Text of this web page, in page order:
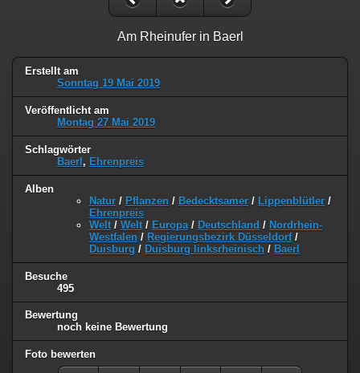
Am Rheinufer in Baerl
Erstellt am
Sonntag 19 Mai 2019
Veröffentlicht am
Montag 27 Mai 2019
Schlagwörter
Baerl , Ehrenpreis
Alben
Natur / Pflanzen / Bedecktsamer / Lippenblütler /
Ehrenpreis
Welt / Welt / Europa / Deutschland / Nordrhein-
Westfalen / Regierungsbezirk Düsseldorf/
Duisburg / Duisburg linksrheinisch / Baerl
Besuche
495
Bewertung
noch keine Bewertung
Foto bewerten